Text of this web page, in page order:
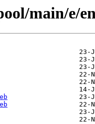
main/e/